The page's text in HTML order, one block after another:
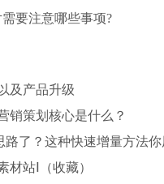
要注意哪些事项?
及产品升级
销策划核心是什么？
路了？这种快速增量方法你
材站Ⅰ（收藏）